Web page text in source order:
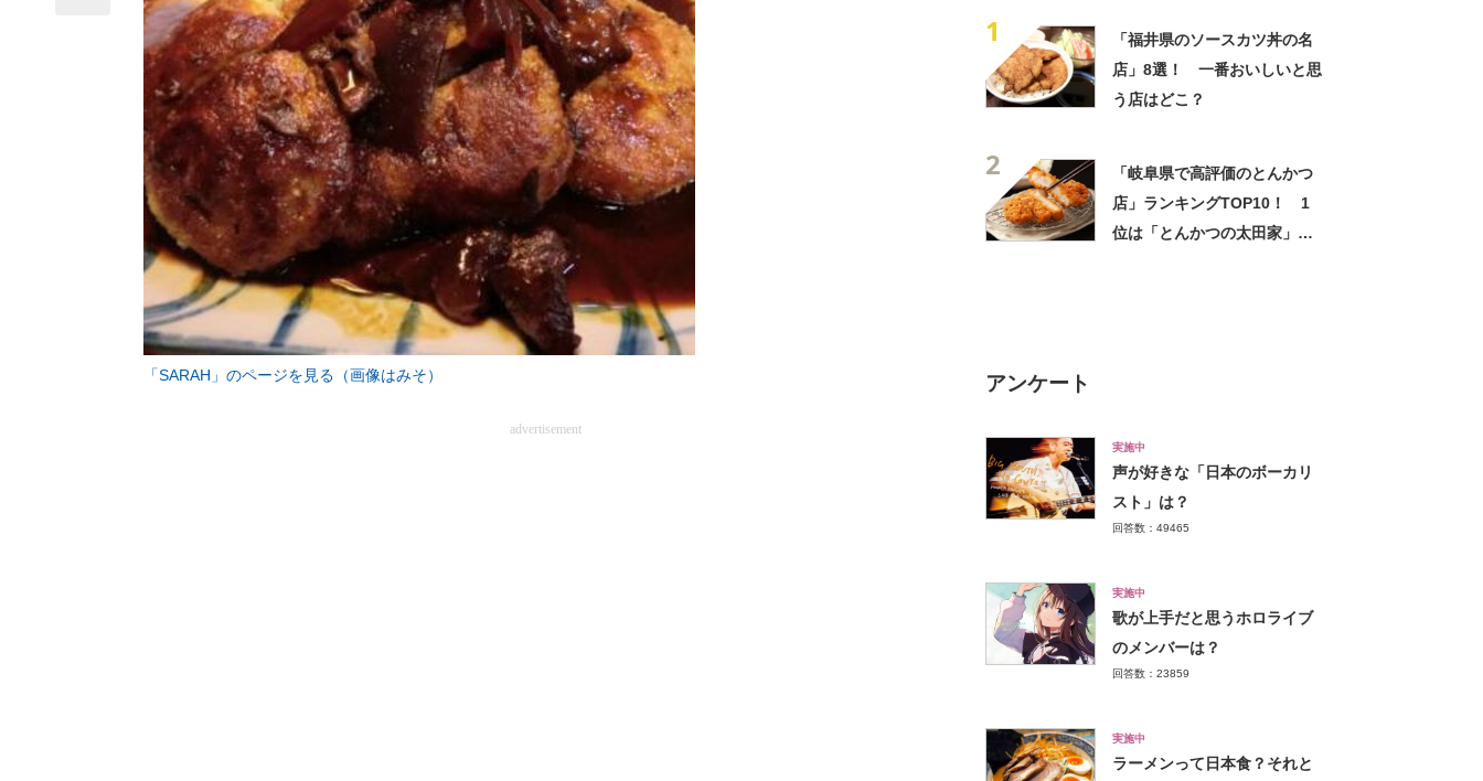
「SARAH」のページを見る（画像はみそ）
advertisement
1
「福井県のソースカツ丼の名
店」8選！ 一番おいしいと思
う店はどこ？
2
「岐阜県で高評価のとんかつ
店」ランキングTOP10！ 1
位は「とんかつの太田家」
アンケート
実施中
声が好きな「日本のボーカリ
スト」は？
回答数：49465
実施中
歌が上手だと思うホロライブ
のメンバーは？
回答数：23859
実施中
ラーメンって日本食？それと